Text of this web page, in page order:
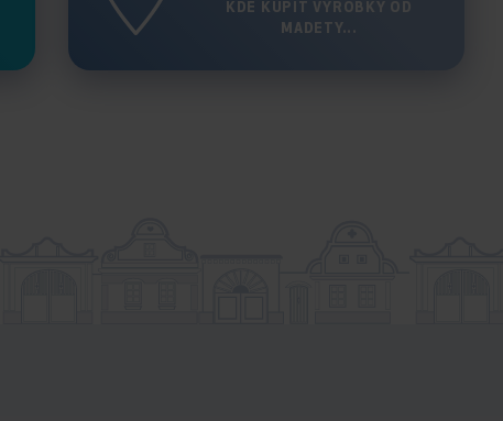
KDE KÚPIT VÝROBKY OD
MADETY...